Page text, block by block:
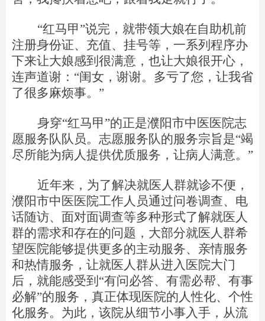
“红马甲 ”说完，就带领大娘在自助机前
注册身份证、充值、挂号等，一系列程序办
下来让大娘感到很满意，也让大娘很开心，
连声道谢 ： “闺女，谢谢。多亏了您，让我省
了很多麻烦事。 ”
身穿“红马甲 ”的正是濮阳市中医医院志
愿服务队队员。 志愿服务队的服务宗旨是“竭
尽所能为病人提供优质服务，让病人满意。 ”
近年来，为了解决就医人群就诊不便，
濮阳市中医医院工作人员通过问卷调查、电
话随访、面对面调查等多种形式了解就医人
群的需求和存在的问题，大部分就医人群希
望医院能够提供更多的主动服务、亲情服务
和热情服务，让就医人群从进入医院大门
后，就能感受到 “有问必答、有需必帮、有事
必解”的服务 ， 真正体现医院的人性化、个性
化服务。 为此，该院从细节小事入手，从流